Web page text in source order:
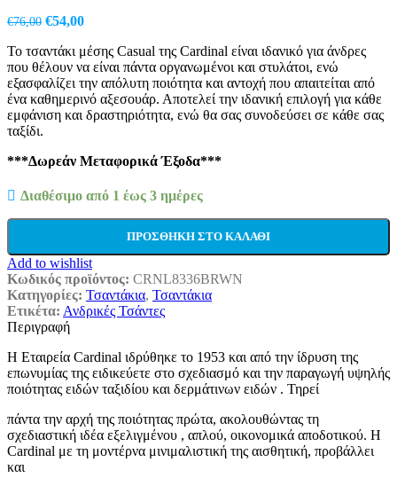
€76,00 Original
was:
€76,00.
€54,00Η
τιμή
είναι:
€54,00.
Το τσαντάκι μέσης Casual της Cardinal είναι ιδανικό για άνδρες
που θέλουν να είναι πάντα οργανωμένοι και στυλάτοι, ενώ
εξασφαλίζει την απόλυτη ποιότητα και αντοχή που απαιτείται από
ένα καθημερινό αξεσουάρ. Αποτελεί την ιδανική επιλογή για κάθε
εμφάνιση και δραστηριότητα, ενώ θα σας συνοδεύσει σε κάθε σας
ταξίδι.
***Δωρεάν Μεταφορικά Έξοδα***
Διαθέσιμο από 1 έως 3 ημέρες
ΠΡΟΣΘΉΚΗ ΣΤΟ ΚΑΛΆΘΙ
Add to wishlist
Κωδικός προϊόντος: CRNL8336BRWN
Κατηγορίες: Τσαντάκια, Τσαντάκια
Ετικέτα: Ανδρικές Τσάντες
Περιγραφή
Η Εταιρεία Cardinal ιδρύθηκε το 1953 και από την ίδρυση της
επωνυμίας της ειδικεύετε στο σχεδιασμό και την παραγωγή υψηλής
ποιότητας ειδών ταξιδίου και δερμάτινων ειδών . Τηρεί
πάντα την αρχή της ποιότητας πρώτα, ακολουθώντας τη
σχεδιαστική ιδέα εξελιγμένου , απλού, οικονομικά αποδοτικού. Η
Cardinal με τη μοντέρνα μινιμαλιστική της αισθητική, προβάλλει
και